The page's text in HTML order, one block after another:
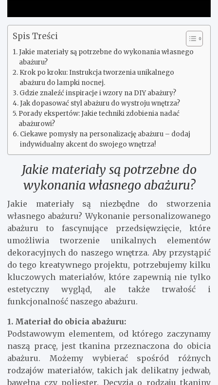
Spis Treści
Jakie materiały są potrzebne do wykonania własnego
abażuru?
Krok po kroku: Instrukcja tworzenia unikalnego
abażuru do lampki nocnej.
Gdzie znaleźć inspiracje i wzory na DIY abażury?
Jak dopasować styl abażuru do wystroju wnętrza?
Porady ekspertów: Jakie techniki zdobienia nadać
abażurowi?
Ciekawe pomysły na personalizację abażuru – dodaj
indywidualny akcent do swojego wnętrza!
Jakie materiały są potrzebne do
wykonania własnego abażuru?
Jakie materiały są niezbędne do stworzenia
własnego abażuru? Wykonanie personalizowanego
abażuru to fascynujące przedsięwzięcie, które
umożliwia tworzenie unikalnych elementów
dekoracyjnych do naszego wnętrza. Aby przystąpić
do tego kreatywnego projektu, potrzebujemy kilku
kluczowych materiałów, które zapewnią nie tylko
estetyczny wygląd, ale także trwałość i
funkcjonalność naszego abażuru.
1. Materiał do obicia abażuru:
Podstawowym elementem, od którego zaczynamy
naszą pracę, jest tkanina przeznaczona do obicia
abażuru. Możemy wybierać spośród różnych
rodzajów materiałów, takich jak delikatny jedwab,
bawełna czy poliester. Decyzja o rodzaju tkaniny